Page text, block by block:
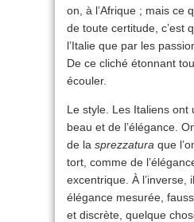
on, à l’Afrique ; mais ce
de toute certitude, c’est
l’Italie que par les
De ce cliché étonnant
écouler.
Le style. Les Italiens ont
beau et de l’élégance.
de la sprezzatura que
tort, comme de
excentrique. À l’inverse,
élégance mesurée,
et discrète, quelque